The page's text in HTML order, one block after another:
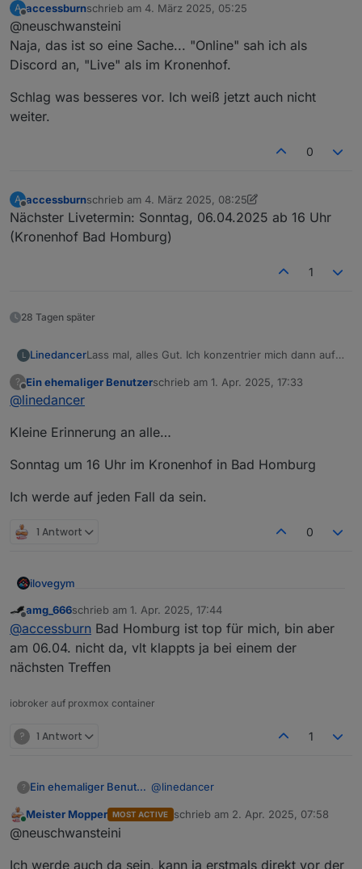
du hast aber auch n Durcheinander im
naechster Onlinetermin 2.3. 18 uhr,
dabei war das der Offlinetermin im
Kronenhof.
Der naechste Onlinetermin ist heute
am 3.3. um 20.30 per discord,...
A accessburnschrieb am 4. März 2025, 05:25
zuletzt editiert von
@neuschwansteini
Naja, das ist so eine Sache... "Online" sah ich als
Discord an, "Live" als im Kronenhof.
Schlag was besseres vor. Ich weiß jetzt auch nicht
weiter.
0
A
Offline
accessburnschrieb am 4. März 2025, 08:25
zuletzt editiert von accessburn3. Apr. 2025, 10:05
Nächster Livetermin: Sonntag, 06.04.2025 ab 16 Uhr
(Kronenhof Bad Homburg)
1
28 Tagen später
L LinedancerLass mal, alles Gut. Ich konzentrier mich dann auf
Nach jahrelangen beruflichen Telefon und
?
Offline
Ein ehemaliger Benutzerschrieb am 1. Apr. 2025, 17:33
zuletzt editiert von
@linedancer
Kleine Erinnerung an alle…
Sonntag um 16 Uhr im Kronenhof in Bad Homburg
Ich werde auf jeden Fall da sein.
1 Antwort 0
ilovegym
Willkommen beim Stammtisch im Raum Rhein-Main-
Hessen
amg_666schrieb am 1. Apr. 2025, 17:44
zuletzt editiert von
@accessburn Bad Homburg ist top für mich, bin aber
am 06.04. nicht da, vlt klappts ja bei einem der
nächsten Treffen
iobroker auf proxmox container
? 1 Antwort 1
? Ein ehemaliger Benutzer @linedancer
Kleine Erinnerung an alle…
Bad Homburg
Meister Mopper MOST ACTIVE schrieb am 2. Apr. 2025, 07:58
zuletzt editiert von
@neuschwansteini
Ich werde auch da sein, kann ja erstmals direkt vor der